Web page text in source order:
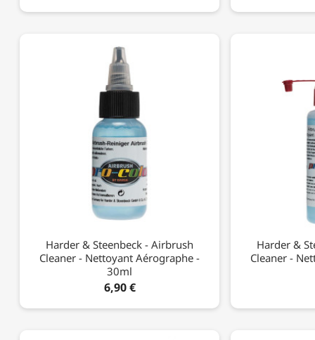
Harder & Steenbeck - Airbrush
Cleaner - Nettoyant Aérographe -
30ml
6,90 €
Harder &
Cleaner -